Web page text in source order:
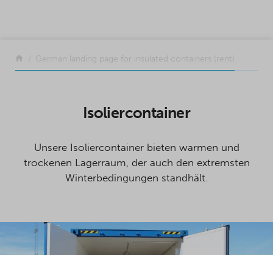
Zurück
German landing page for insulated containers (rent)
Isoliercontainer
Unsere Isoliercontainer bieten warmen und
trockenen Lagerraum, der auch den extremsten
Winterbedingungen standhält.